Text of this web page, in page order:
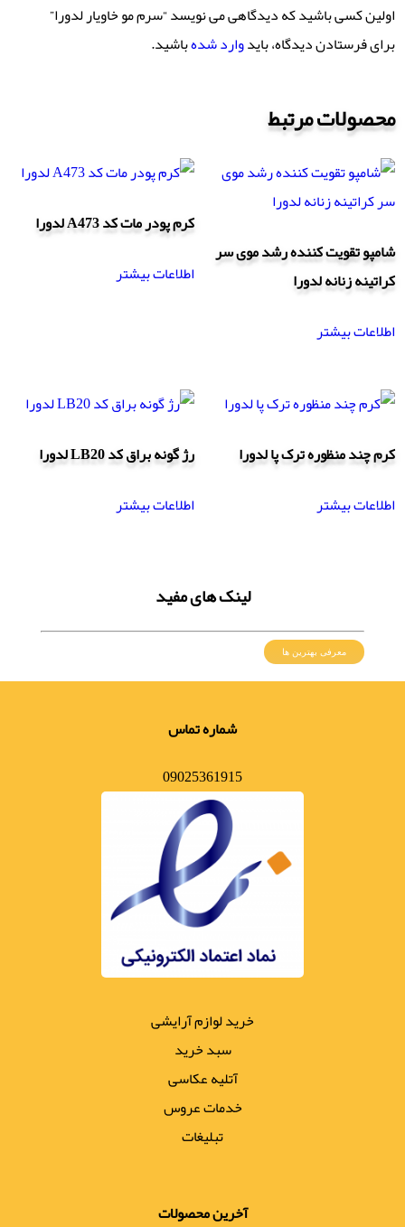
اولین کسی باشید که دیدگاهی می نویسد “سرم مو خاویار لدورا”
برای فرستادن دیدگاه، بایدوارد شدهباشید.
محصولات مرتبط
شامپو تقویت کننده رشد موی سر
کراتینه زنانه لدورا
اطلاعات بیشتر
کرم پودر مات کد A473 لدورا
اطلاعات بیشتر
کرم چند منظوره ترک پا لدورا
اطلاعات بیشتر
رژ گونه براق کد LB20 لدورا
اطلاعات بیشتر
لینک های مفید
معرفی بهترین ها
شماره تماس
09025361915
خرید لوازم آرایشی
سبد خرید
آتلیه عکاسی
خدمات عروس
تبلیغات
آخرین محصولات